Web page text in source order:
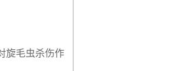
旋毛虫杀伤作